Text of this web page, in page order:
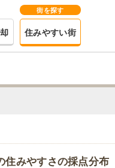
街を探す
住みやすい街
住みやすさの採点分布